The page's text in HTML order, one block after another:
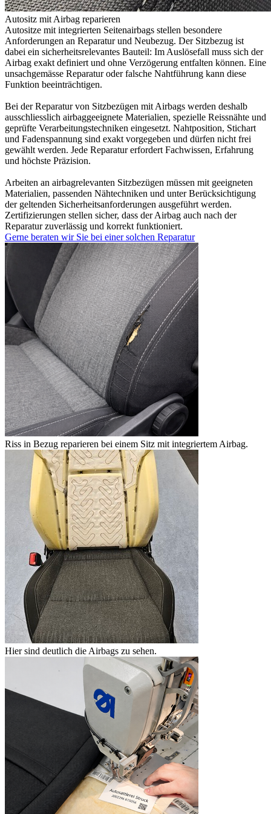
Autositz mit Airbag reparieren
Autositze mit integrierten Seitenairbags stellen besondere
Anforderungen an Reparatur und Neubezug. Der Sitzbezug ist
dabei ein sicherheitsrelevantes Bauteil: Im Auslösefall muss sich der
Airbag exakt definiert und ohne Verzögerung entfalten können. Eine
unsachgemässe Reparatur oder falsche Nahtführung kann diese
Funktion beeinträchtigen.
Bei der Reparatur von Sitzbezügen mit Airbags werden deshalb
ausschliesslich airbaggeeignete Materialien, spezielle Reissnähte und
geprüfte Verarbeitungstechniken eingesetzt. Nahtposition, Stichart
und Fadenspannung sind exakt vorgegeben und dürfen nicht frei
gewählt werden. Jede Reparatur erfordert Fachwissen, Erfahrung
und höchste Präzision.
Arbeiten an airbagrelevanten Sitzbezügen müssen mit geeigneten
Materialien, passenden Nähtechniken und unter Berücksichtigung
der geltenden Sicherheitsanforderungen ausgeführt werden.
Zertifizierungen stellen sicher, dass der Airbag auch nach der
Reparatur zuverlässig und korrekt funktioniert.
Gerne beraten wir Sie bei einer solchen Reparatur
Riss in Bezug reparieren bei einem Sitz mit integriertem Airbag.
Hier sind deutlich die Airbags zu sehen.